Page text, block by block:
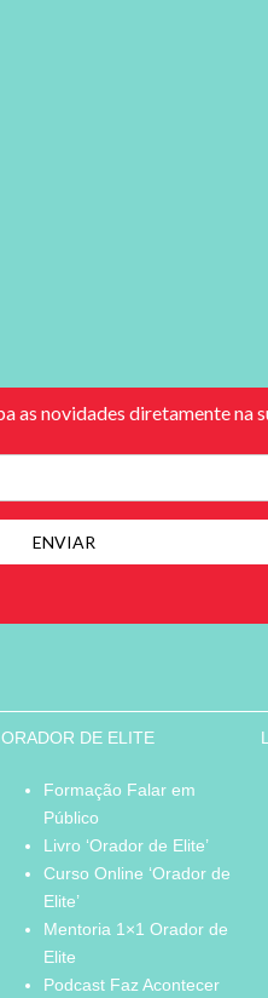
ORADOR DE ELITE
Formação Falar em
Público
Livro ‘Orador de Elite’
Curso Online ‘Orador de
Elite’
Mentoria 1×1 Orador de
Elite
Podcast Faz Acontecer